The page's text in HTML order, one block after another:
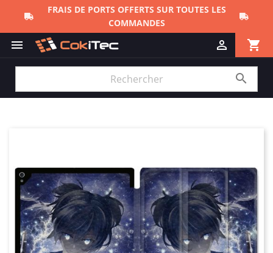
FRAIS DE PORTS OFFERTS SUR TOUTES LES
COMMANDES
 shopping_cart

